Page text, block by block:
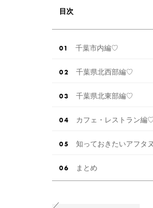
目次
千葉市内編♡
千葉県北西部編♡
千葉県北東部編♡
カフェ・レストラン編
知っておきたいアフタ
まとめ